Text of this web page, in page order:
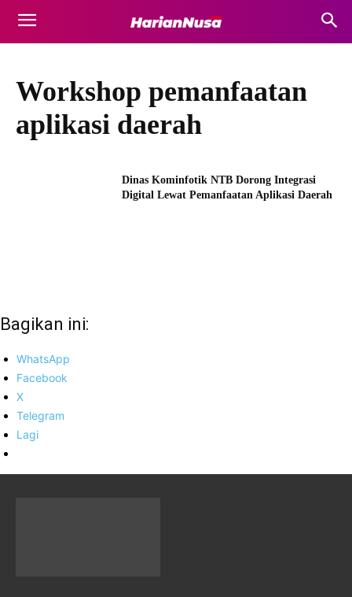
Workshop pemanfaatan
aplikasi daerah
Dinas Kominfotik NTB Dorong Integrasi
Digital Lewat Pemanfaatan Aplikasi Daerah
Bagikan ini:
WhatsApp
Facebook
X
Telegram
Lagi